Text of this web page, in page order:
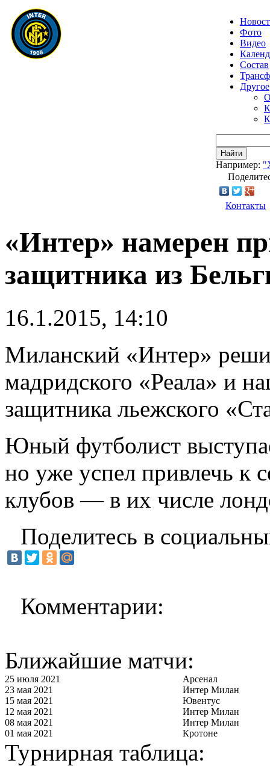
Фото
Видео
Состав
Другое
Найти
Например:
Контакты
«Интер» намерен
защитника из
16.1.2015, 14:10
Миланский «Интер»
мадридского «Реала» и
защитника льежского
Юный футболист
но уже успел привлечь к
клубов — в их числе
Поделитесь в
Комментарии:
Ближайшие матчи:
25 июля 2021
Арсенал
23 мая 2021
Интер Милан
15 мая 2021
Ювентус
12 мая 2021
Интер Милан
08 мая 2021
Интер Милан
01 мая 2021
Кротоне
Турнирная таблица: